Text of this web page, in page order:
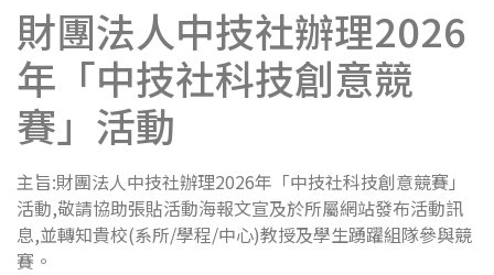
財團法人中技社辦理2026
年「中技社科技創意競
賽」活動
主旨:財團法人中技社辦理2026年「中技社科技創意競賽」
活動,敬請協助張貼活動海報文宣及於所屬網站發布活動訊
息,並轉知貴校(系所/學程/中心)教授及學生踴躍組隊參與競
賽。